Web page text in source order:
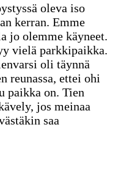
oleva iso
kerran. Emme
jo olemme käyneet.
vielä parkkipaikka.
oli täynnä
reunassa, ettei ohi
paikka on. Tien
jos meinaa
saa